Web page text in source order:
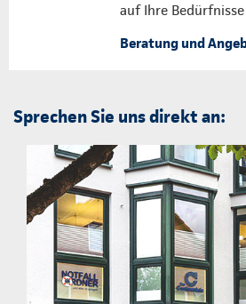
auf Ihre
Beratung und
Sprechen Sie uns direkt an: